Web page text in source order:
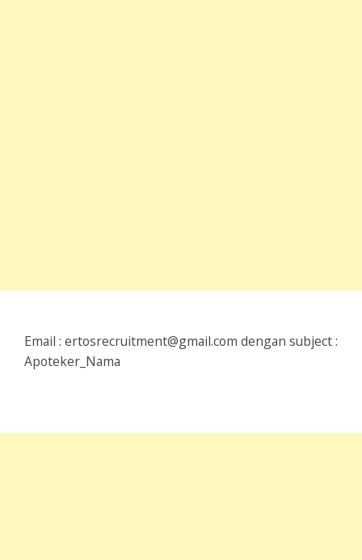
Email : ertosrecruitment@gmail.com dengan subject :
Apoteker_Nama